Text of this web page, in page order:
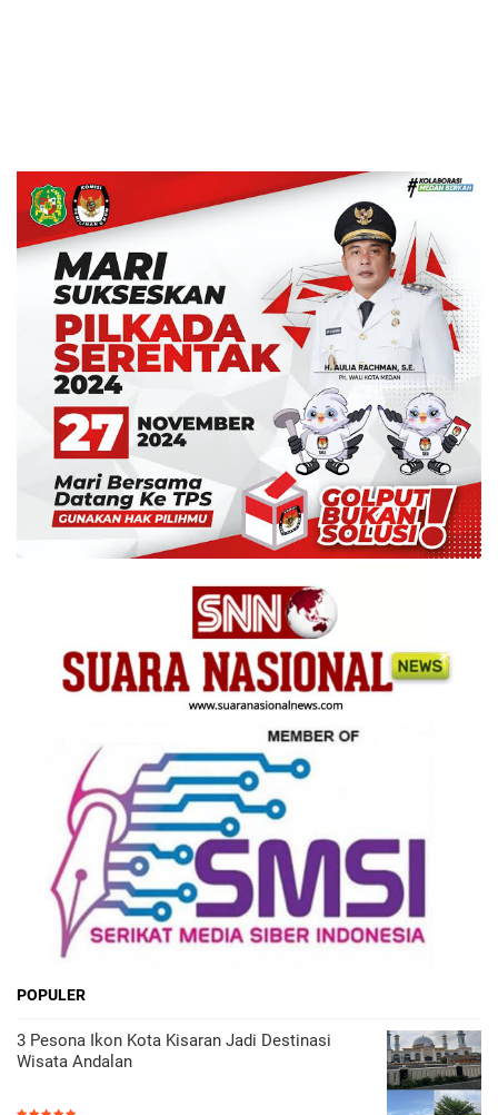
POPULER
3 Pesona Ikon Kota Kisaran Jadi Destinasi
Wisata Andalan